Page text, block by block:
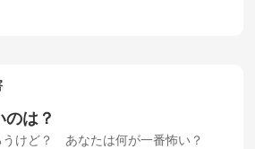
は？
うけど？ あなたは何が一番怖い？